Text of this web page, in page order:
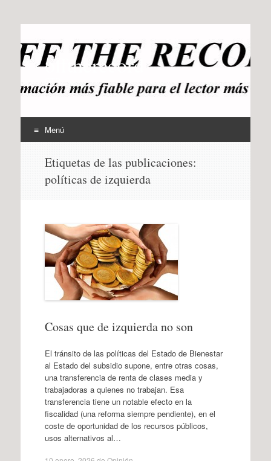
offtherecord
OTR
Menú
contenido
Etiquetas de las publicaciones:
políticas de izquierda
Cosas que de izquierda no son
El tránsito de las políticas del Estado de Bienestar
al Estado del subsidio supone, entre otras cosas,
una transferencia de renta de clases media y
trabajadoras a quienes no trabajan. Esa
transferencia tiene un notable efecto en la
fiscalidad (una reforma siempre pendiente), en el
coste de oportunidad de los recursos públicos,
usos alternativos al…